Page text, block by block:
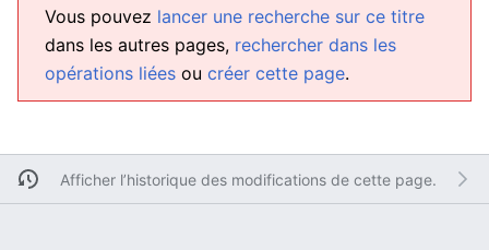
Vous pouvez lancer une recherche sur ce titre
dans les autres pages, rechercher dans les
opérations liées ou créer cette page.
Afficher l’historique des modifications de cette page.